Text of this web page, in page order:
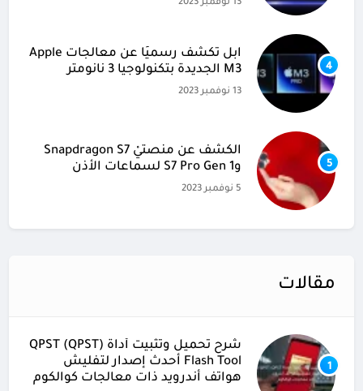
13 نوفمبر 2023
4
آبل تكشف رسميًا عن معالجات Apple
M3 الجديدة بتكنولوجيا 3 نانومتر
13 نوفمبر 2023
5
الكشف عن منصتيْ Snapdragon S7
وS7 Pro Gen 1 لسماعات الأذن
5 نوفمبر 2023
مقالات
1
شرح تحميل وتثبيت أداة (QPST (QPST
Flash Tool أحدث إصدار لتفليش
هواتف أندرويد ذات معالجات كوالكوم